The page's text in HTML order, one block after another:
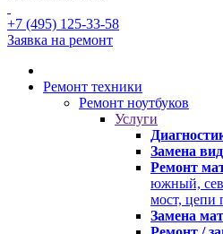
+7 (495) 125-33-58
Заявка на ремонт
Ремонт техники
Ремонт ноутбуков
Услуги
Замена
Ремонт
южный,
мост, цепи
Замена